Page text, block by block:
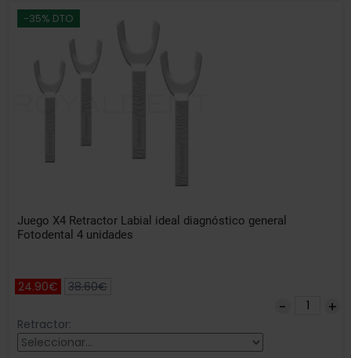
-35% DTO
Juego X4 Retractor Labial ideal diagnóstico general
Fotodental 4 unidades
24.90€ 38.60€
Retractor: